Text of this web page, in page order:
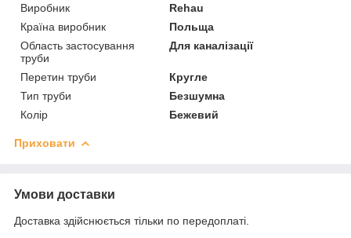
Виробник
Rehau
Країна виробник
Польща
Область застосування
труби
Для каналізації
Перетин труби
Кругле
Тип труби
Безшумна
Колір
Бежевий
Приховати
Умови доставки
Доставка здійснюється тільки по передоплаті.